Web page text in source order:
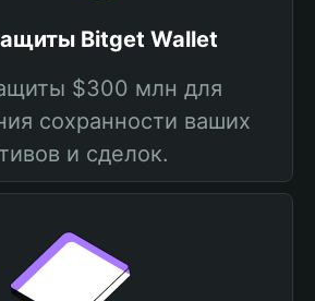
Bitget Wallet
$300 млн для
сохранности ваших
и сделок.